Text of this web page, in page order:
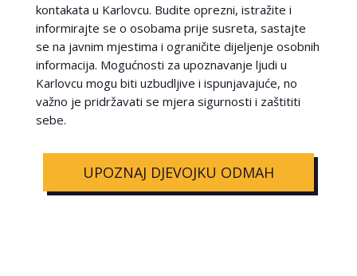
kontakata u Karlovcu. Budite oprezni, istražite i
informirajte se o osobama prije susreta, sastajte
se na javnim mjestima i ograničite dijeljenje osobnih
informacija. Mogućnosti za upoznavanje ljudi u
Karlovcu mogu biti uzbudljive i ispunjavajuće, no
važno je pridržavati se mjera sigurnosti i zaštititi
sebe.
UPOZNAJ DJEVOJKU ODMAH